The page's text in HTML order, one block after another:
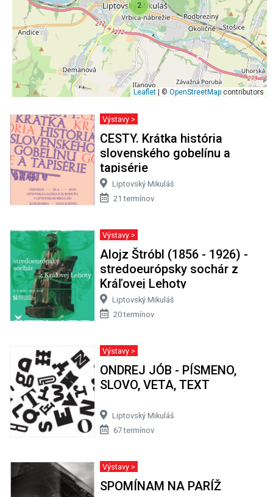
2
Leaflet | © OpenStreetMap contributors
Výstavy >
CESTY. Krátka história
slovenského gobelínu a
tapisérie
Liptovský Mikuláš
21 termínov
Výstavy >
Alojz Štróbl (1856 - 1926) -
stredoeurópsky sochár z
Kráľovej Lehoty
Liptovský Mikuláš
20 termínov
Výstavy >
ONDREJ JÓB - PÍSMENO,
SLOVO, VETA, TEXT
Liptovský Mikuláš
67 termínov
Výstavy >
SPOMÍNAM NA PARÍŽ